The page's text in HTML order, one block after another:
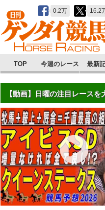
0.2万 16.2
TOP 今週のレース 最新
【動画】日曜の注目レースを